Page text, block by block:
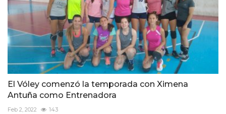
El Vóley comenzó la temporada con Ximena
Antuña como Entrenadora
Feb 2, 2022 143